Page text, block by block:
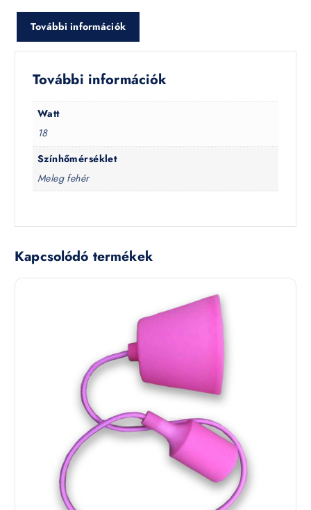
További információk
További információk
Watt
18
Színhőmérséklet
Meleg fehér
Kapcsolódó termékek